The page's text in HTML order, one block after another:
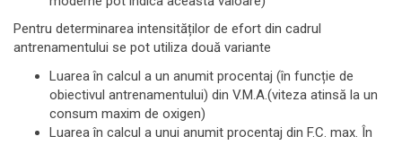
Pentru determinarea intensităților de efort din cadrul
antrenamentului se pot utiliza două variante
Luarea în calcul a un anumit procentaj (în funcție de
obiectivul antrenamentului) din V.M.A.(viteza atinsă la un
consum maxim de oxigen)
Luarea în calcul a unui anumit procentaj din F.C. max. În